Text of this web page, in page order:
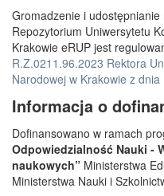
Gromadzenie i
Repozytorium Uniwersytetu
Krakowie eRUP jest
R.Z.0211.96.2023 Rektora
Narodowej w Krakowie z
Informacja o
Dofinansowano w ramach
Odpowiedzialność Nauki -
naukowych” Ministerstwa
Ministerstwa Nauki i